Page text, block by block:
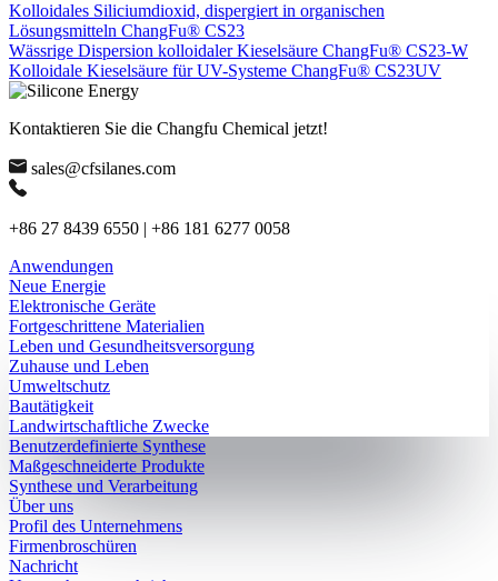
Kolloidales Siliciumdioxid, dispergiert in organischen
Lösungsmitteln ChangFu® CS23
Wässrige Dispersion kolloidaler Kieselsäure ChangFu® CS23-W
Kolloidale Kieselsäure für UV-Systeme ChangFu® CS23UV
Kontaktieren Sie die Changfu Chemical jetzt!
sales@cfsilanes.com
+86 27 8439 6550 | +86 181 6277 0058
Anwendungen
Neue Energie
Elektronische Geräte
Fortgeschrittene Materialien
Leben und Gesundheitsversorgung
Zuhause und Leben
Umweltschutz
Bautätigkeit
Landwirtschaftliche Zwecke
Benutzerdefinierte Synthese
Maßgeschneiderte Produkte
Synthese und Verarbeitung
Über uns
Profil des Unternehmens
Firmenbroschüren
Nachricht